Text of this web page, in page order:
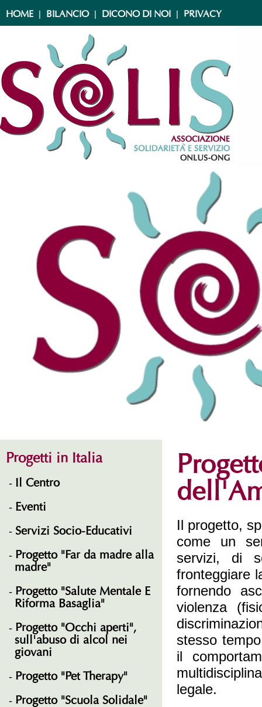
HOME | BILANCIO | DICONO DI NOI | PRIVACY
Progetti in Italia
Il Centro
Eventi
Servizi Socio-Educativi
Progetto "Far da madre alla
madre"
Progetto "Salute Mentale E
Riforma Basaglia"
Progetto "Occhi aperti",
sull'abuso di alcol nei
giovani
Progetto "Pet Therapy"
Progetto "Scuola Solidale"
Il progetto,
come un
servizi, di
fronteggiare
fornendo
violenza
stesso
il
legale.